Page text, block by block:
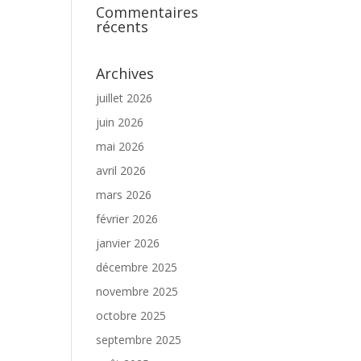
Commentaires
récents
Archives
juillet 2026
juin 2026
mai 2026
avril 2026
mars 2026
février 2026
janvier 2026
décembre 2025
novembre 2025
octobre 2025
septembre 2025